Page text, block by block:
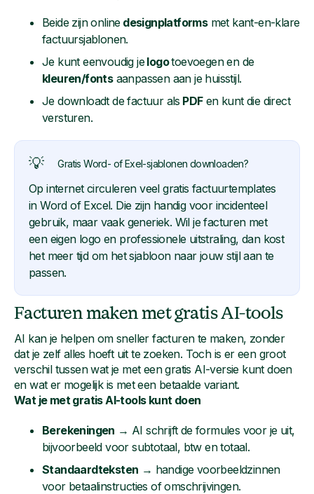
Beide zijn onlinedesignplatformsmet kant-en-klare
factuursjablonen.
Je kunt eenvoudig jelogotoevoegen en de
kleuren/fontsaanpassen aan je huisstijl.
Je downloadt de factuur als PDFen kunt die direct
versturen.
💡 Gratis Word- of Exel-sjablonen downloaden?
Op internet circuleren veel gratis factuurtemplates
in Word of Excel. Die zijn handig voor incidenteel
gebruik, maar vaak generiek. Wil je facturen met
een eigen logo en professionele uitstraling, dan kost
het meer tijd om het sjabloon naar jouw stijl aan te
passen.
Facturen maken met gratis AI-tools
AI kan je helpen om sneller facturen te maken, zonder
dat je zelf alles hoeft uit te zoeken. Toch is er een groot
verschil tussen wat je met een gratis AI-versie kunt doen
en wat er mogelijk is met een betaalde variant.
Wat je met gratis AI-tools kunt doen
Berekeningen → AI schrijft de formules voor je uit,
bijvoorbeeld voor subtotaal, btw en totaal.
Standaardteksten → handige voorbeeldzinnen
voor betaalinstructies of omschrijvingen.